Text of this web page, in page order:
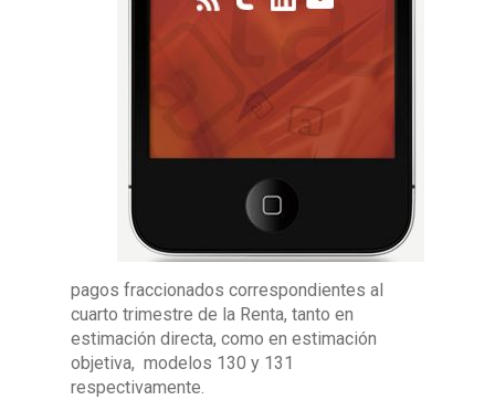
pagos fraccionados correspondientes al
cuarto trimestre de la Renta, tanto en
estimación directa, como en estimación
objetiva, modelos 130 y 131
respectivamente.